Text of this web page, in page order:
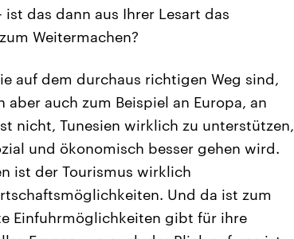
ist das dann aus Ihrer Lesart das
Weitermachen?
auf dem durchaus richtigen Weg sind,
auch zum Beispiel an Europa, an
nicht, Tunesien wirklich zu unterstützen,
und ökonomisch besser gehen wird.
ist der Tourismus wirklich
Und da ist zum
Einfuhrmöglichkeiten gibt für ihre